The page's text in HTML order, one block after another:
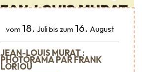
vom 18. Julibis zum 16. August
JEAN-LOUIS MURAT :
PHOTORAMA PAR FRANK
LORIOU